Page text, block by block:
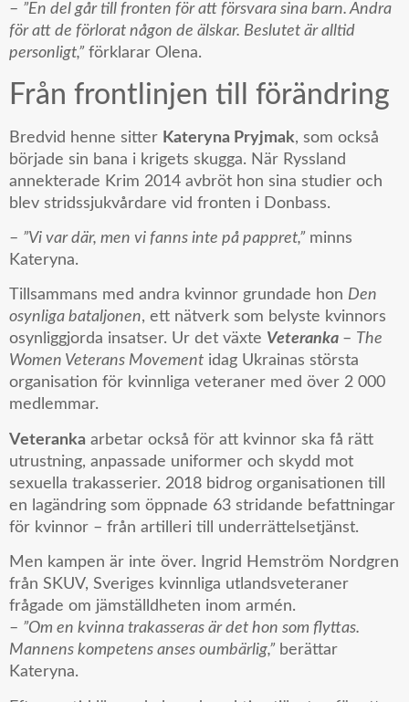
– ”En del går till fronten för att försvara sina barn. Andra
för att de förlorat någon de älskar. Beslutet är alltid
personligt,” förklarar Olena.
Från frontlinjen till förändring
Bredvid henne sitter Kateryna Pryjmak, som också
började sin bana i krigets skugga. När Ryssland
annekterade Krim 2014 avbröt hon sina studier och
blev stridssjukvårdare vid fronten i Donbass.
– ”Vi var där, men vi fanns inte på pappret,” minns
Kateryna.
Tillsammans med andra kvinnor grundade hon Den
osynliga bataljonen, ett nätverk som belyste kvinnors
osynliggjorda insatser. Ur det växte Veteranka – The
Women Veterans Movement idag Ukrainas största
organisation för kvinnliga veteraner med över 2 000
medlemmar.
Veteranka arbetar också för att kvinnor ska få rätt
utrustning, anpassade uniformer och skydd mot
sexuella trakasserier. 2018 bidrog organisationen till
en lagändring som öppnade 63 stridande befattningar
för kvinnor – från artilleri till underrättelsetjänst.
Men kampen är inte över. Ingrid Hemström Nordgren
från SKUV, Sveriges kvinnliga utlandsveteraner
frågade om jämställdheten inom armén.
– ”Om en kvinna trakasseras är det hon som flyttas.
Mannens kompetens anses oumbärlig,” berättar
Kateryna.